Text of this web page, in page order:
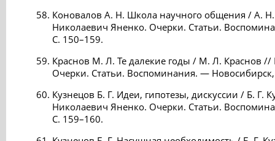
Коновалов А. Н. Школа научного общения / А.
Николаевич Яненко. Очерки. Статьи.
С. 150–159.
Краснов М. Л. Те далекие годы / М. Л. Краснов
Очерки. Статьи. Воспоминания. —
Кузнецов Б. Г. Идеи, гипотезы, дискуссии / Б. Г.
Николаевич Яненко. Очерки. Статьи.
С. 159–160.